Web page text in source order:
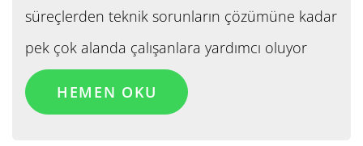
süreçlerden teknik sorunların çözümüne kadar
pek çok alanda çalışanlara yardımcı oluyor
HEMEN OKU